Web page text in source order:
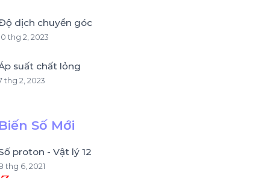
dịch chuyển góc
thg 2, 2023
suất chất lỏng
thg 2, 2023
Số Mới
proton - Vật lý 12
thg 6, 2021